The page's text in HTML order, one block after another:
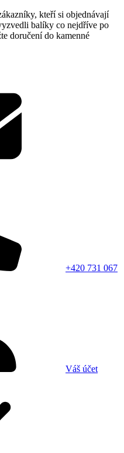
kteří si objednávají
balíky co nejdříve po
doručení do kamenné
+420 731 067
Váš účet